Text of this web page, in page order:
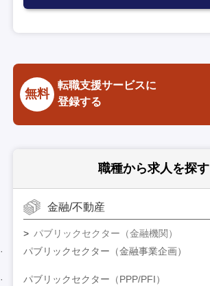
無料
転職支援サービスに
登録する
職種から求人を探す
金融/不動産
パブリックセクター（金融機関）
パブリックセクター（金融事業企画）
パブリックセクター（PPP/PFI）